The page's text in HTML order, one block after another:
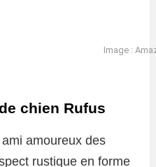
Image :
chien Rufus
amoureux des
rustique en forme